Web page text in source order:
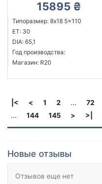
15895 ₴
Типоразмер: 8x18 5x110
ET: 30
DIA: 65,1
Год производства:
Магазин: R20
|< < 1 2 ... 72
...
144 145 > >|
Новые отзывы
Отзывов еще нет